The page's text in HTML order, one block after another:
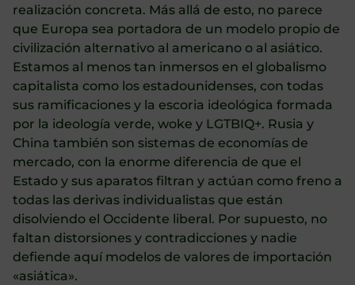
realización concreta. Más allá de esto, no parece
que Europa sea portadora de un modelo propio de
civilización alternativo al americano o al asiático.
Estamos al menos tan inmersos en el globalismo
capitalista como los estadounidenses, con todas
sus ramificaciones y la escoria ideológica formada
por la ideología verde, woke y LGTBIQ+. Rusia y
China también son sistemas de economías de
mercado, con la enorme diferencia de que el
Estado y sus aparatos filtran y actúan como freno a
todas las derivas individualistas que están
disolviendo el Occidente liberal. Por supuesto, no
faltan distorsiones y contradicciones y nadie
defiende aquí modelos de valores de importación
«asiática».